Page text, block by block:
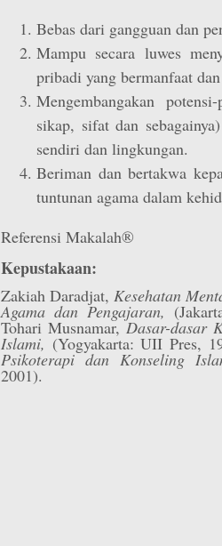
Bebas dari gangguan dan
Mampu secara luwes
pribadi yang bermanfaat
Mengembangakan
sikap, sifat dan
sendiri dan lingkungan.
Beriman dan bertakwa
tuntunan agama dalam
Referensi Makalah®
Kepustakaan:
Zakiah Daradjat, Kesehatan
Agama dan Pengajaran,
Tohari Musnamar,Dasar-dasar
Islami, (Yogyakarta: UII Pres,
Psikoterapi dan Konseling
2001).